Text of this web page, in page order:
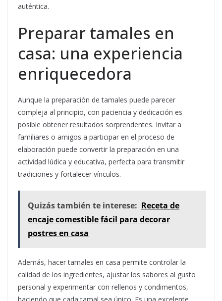
auténtica.
Preparar tamales en
casa: una experiencia
enriquecedora
Aunque la preparación de tamales puede parecer
compleja al principio, con paciencia y dedicación es
posible obtener resultados sorprendentes. Invitar a
familiares o amigos a participar en el proceso de
elaboración puede convertir la preparación en una
actividad lúdica y educativa, perfecta para transmitir
tradiciones y fortalecer vínculos.
Quizás también te interese: Receta de
encaje comestible fácil para decorar
postres en casa
Además, hacer tamales en casa permite controlar la
calidad de los ingredientes, ajustar los sabores al gusto
personal y experimentar con rellenos y condimentos,